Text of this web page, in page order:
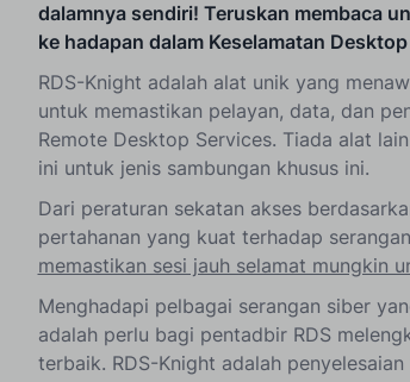
dalamnya sendiri! Teruskan membaca
ke hadapan dalam Keselamatan
RDS-Knight adalah alat unik yang
untuk memastikan pelayan, data, dan
Remote Desktop Services. Tiada alat
ini untuk jenis sambungan khusus ini.
Dari peraturan sekatan akses
pertahanan yang kuat terhadap
memastikan sesi jauh selamat mungkin
Menghadapi pelbagai serangan siber
adalah perlu bagi pentadbir RDS
terbaik. RDS-Knight adalah